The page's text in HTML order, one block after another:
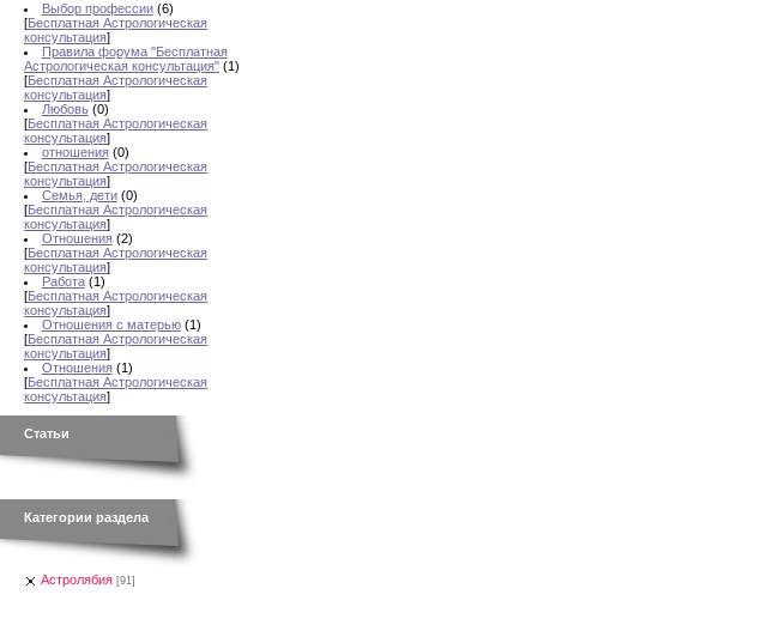
Выбор профессии (6)
[Бесплатная Астрологическая
консультация]
Правила форума "Бесплатная
Астрологическая консультация" (1)
[Бесплатная Астрологическая
консультация]
Любовь (0)
[Бесплатная Астрологическая
консультация]
отношения (0)
[Бесплатная Астрологическая
консультация]
Семья, дети (0)
[Бесплатная Астрологическая
консультация]
Отношения (2)
[Бесплатная Астрологическая
консультация]
Работа (1)
[Бесплатная Астрологическая
консультация]
Отношения с матерью (1)
[Бесплатная Астрологическая
консультация]
Отношения (1)
[Бесплатная Астрологическая
консультация]
Статьи
Категории раздела
Астролябия [91]